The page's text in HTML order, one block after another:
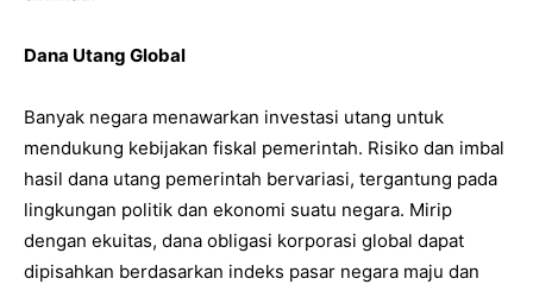
Dana Utang Global
Banyak negara menawarkan investasi utang untuk
mendukung kebijakan fiskal pemerintah. Risiko dan imbal
hasil dana utang pemerintah bervariasi, tergantung pada
lingkungan politik dan ekonomi suatu negara. Mirip
dengan ekuitas, dana obligasi korporasi global dapat
dipisahkan berdasarkan indeks pasar negara maju dan